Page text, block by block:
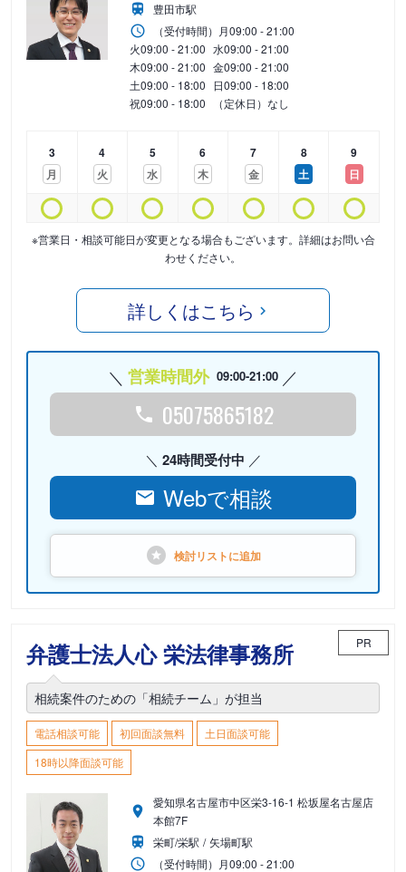
豊田市駅
（受付時間） 月09:00 - 21:00
火09:00 - 21:00 水09:00 - 21:00
木09:00 - 21:00 金09:00 - 21:00
土09:00 - 18:00 日09:00 - 18:00
祝09:00 - 18:00 （定休日）なし
3
月
4
火
5
水
6
木
7
金
8
土
9
日
※営業日・相談可能日が変更となる場合もございます。詳細はお問い合
わせください。
詳しくはこちら
営業時間外 09:00-21:00
05075865182
24時間受付中
Webで相談
検討リストに追加
弁護士法人心 栄法律事務所 PR
相続案件のための「相続チーム」が担当
電話相談可能 初回面談無料
土日面談可能
18時以降面談可能
愛知県名古屋市中区栄3-16-1 松坂屋名古屋店
本館7F
栄町/栄駅
矢場町駅
（受付時間） 月09:00 - 21:00